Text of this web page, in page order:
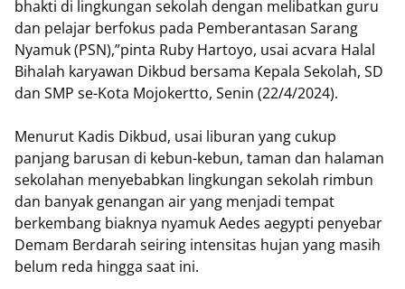
bhakti di lingkungan sekolah dengan melibatkan guru
dan pelajar berfokus pada Pemberantasan Sarang
Nyamuk (PSN),”pinta Ruby Hartoyo, usai acvara Halal
Bihalah karyawan Dikbud bersama Kepala Sekolah, SD
dan SMP se-Kota Mojokertto, Senin (22/4/2024).
Menurut Kadis Dikbud, usai liburan yang cukup
panjang barusan di kebun-kebun, taman dan halaman
sekolahan menyebabkan lingkungan sekolah rimbun
dan banyak genangan air yang menjadi tempat
berkembang biaknya nyamuk Aedes aegypti penyebar
Demam Berdarah seiring intensitas hujan yang masih
belum reda hingga saat ini.